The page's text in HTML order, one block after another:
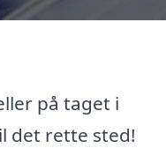
på taget i
det rette sted!